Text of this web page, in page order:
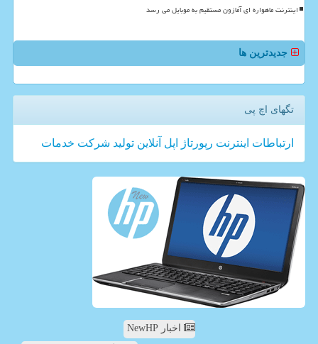
اینترنت ماهواره ای آمازون مستقیم به موبایل می رسد
جدیدترین ها
تگهای اچ پی
ارتباطات اینترنت رپورتاژ اپل آنلاین تولید شركت خدمات
اخبار NewHP